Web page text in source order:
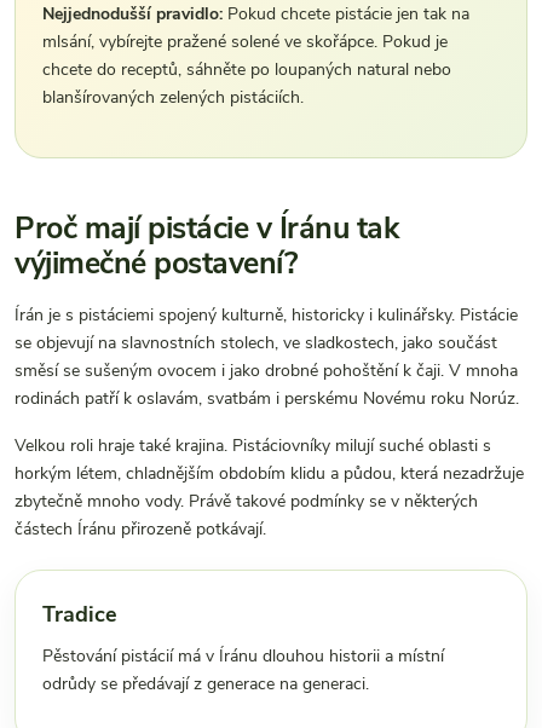
Nejjednodušší pravidlo: Pokud chcete pistácie jen tak na
mlsání, vybírejte pražené solené ve skořápce. Pokud je
chcete do receptů, sáhněte po loupaných natural nebo
blanšírovaných zelených pistáciích.
Proč mají pistácie v Íránu tak
výjimečné postavení?
Írán je s pistáciemi spojený kulturně, historicky i kulinářsky. Pistácie
se objevují na slavnostních stolech, ve sladkostech, jako součást
směsí se sušeným ovocem i jako drobné pohoštění k čaji. V mnoha
rodinách patří k oslavám, svatbám i perskému Novému roku Norúz.
Velkou roli hraje také krajina. Pistáciovníky milují suché oblasti s
horkým létem, chladnějším obdobím klidu a půdou, která nezadržuje
zbytečně mnoho vody. Právě takové podmínky se v některých
částech Íránu přirozeně potkávají.
Tradice
Pěstování pistácií má v Íránu dlouhou historii a místní
odrůdy se předávají z generace na generaci.